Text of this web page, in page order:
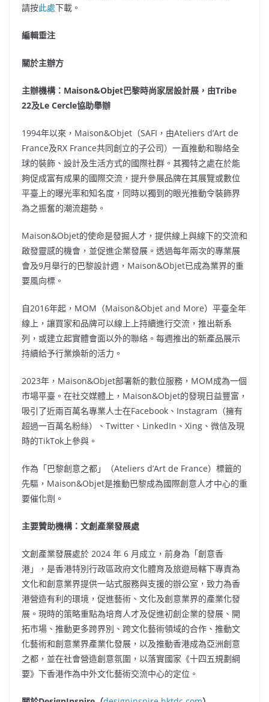
請按此處下載。
編輯垂注
關於主辦方
主辦機構： Maison&Objet巴黎時尚家居設計展 ， 由Tribe
22及Le Cercle協助舉辦
1994年以來，Maison&Objet（SAFI，由Ateliers d’Art de
France及RX France共同創立的子公司）一直推動和聯絡全
球的裝飾、設計及生活方式的國際社群。其獨特之處在於能
夠促成富有成果的國際交流，提升參展品牌在其展覽或數位
平臺上的曝光率和知名度，同時以獨到的眼光推動令裝飾界
為之振奮的潮流趨勢。
Maison&Objet的使命是發掘人才，提供線上與線下的交流和
啟發靈感的機會，並促進企業發展。透過每年兩次的專業展
會及9月舉行的巴黎設計週，Maison&Objet已成為業界的重
要風向標。
自2016年起，MOM（Maison&Objet and More）平臺全年
線上，讓買家和品牌可以線上上持續進行交流，推出新系
列，或建立起實體會面以外的聯絡。每週推出的新產品展示
持續給予行業煥新的活力。
2023年，Maison&Objet部署新的數位服務，MOM成為一個
市場平臺。在社交媒體上，Maison&Objet的發現日益豐富，
吸引了近兩百萬名專業人士在Facebook、Instagram（擁有
超過一百萬名粉絲）、Twitter、LinkedIn、Xing、微信及現
時的TikTok上參與。
作為「巴黎創意之都」（Ateliers d’Art de France）標籤的
先驅，Maison&Objet是推動巴黎成為國際創意人才中心的重
要催化劑。
主要贊助機構：文創產業發展處
文創產業發展處於 2024 年 6 月成立，前身為「創意香
港」，是香港特別行政區政府文化體育及旅遊局轄下專責為
文化和創意業界提供一站式服務與支援的辦公室，致力為香
港營造有利的環境，促進藝術、文化及創意業界的產業化發
展。現時的策略重點為培育人才及促進初創企業的發展、開
拓市場、推動更多跨界別、跨文化藝術領域的合作、推動文
化藝術和創意業界產業化發展，以及推動香港成為亞洲創意
之都，並在社會營造創意氛圍，以落實國家《十四五規劃綱
要》下香港作為中外文化藝術交流中心的定位。